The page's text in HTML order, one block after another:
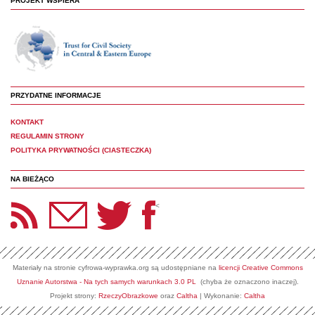
PRZYDATNE INFORMACJE
KONTAKT
REGULAMIN STRONY
POLITYKA PRYWATNOŚCI (CIASTECZKA)
NA BIEŻĄCO
Panoptyka Facebook <
Materiały na stronie cyfrowa-wyprawka.org są udostępniane na licencji Creative Commons
Uznanie Autorstwa - Na tych samych warunkach 3.0 PL
(chyba że oznaczono inaczej).
Projekt strony: RzeczyObrazkowe oraz Caltha | Wykonanie: Caltha